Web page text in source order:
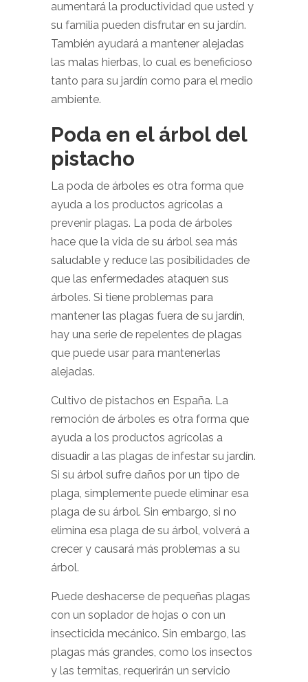
aumentará la productividad que usted y
su familia pueden disfrutar en su jardín.
También ayudará a mantener alejadas
las malas hierbas, lo cual es beneficioso
tanto para su jardín como para el medio
ambiente.
Poda en el árbol del
pistacho
La poda de árboles es otra forma que
ayuda a los productos agrícolas a
prevenir plagas. La poda de árboles
hace que la vida de su árbol sea más
saludable y reduce las posibilidades de
que las enfermedades ataquen sus
árboles. Si tiene problemas para
mantener las plagas fuera de su jardín,
hay una serie de repelentes de plagas
que puede usar para mantenerlas
alejadas.
Cultivo de pistachos en España. La
remoción de árboles es otra forma que
ayuda a los productos agrícolas a
disuadir a las plagas de infestar su jardín.
Si su árbol sufre daños por un tipo de
plaga, simplemente puede eliminar esa
plaga de su árbol. Sin embargo, si no
elimina esa plaga de su árbol, volverá a
crecer y causará más problemas a su
árbol.
Puede deshacerse de pequeñas plagas
con un soplador de hojas o con un
insecticida mecánico. Sin embargo, las
plagas más grandes, como los insectos
y las termitas, requerirán un servicio